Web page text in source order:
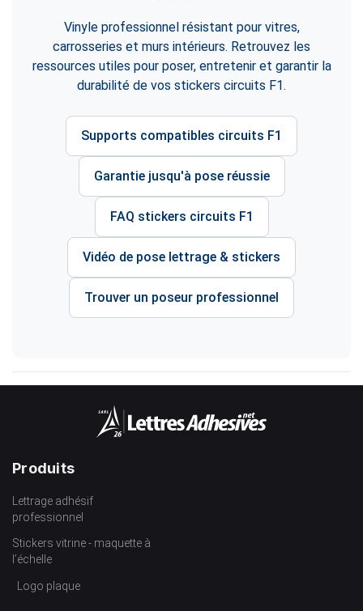
Vinyle professionnel résistant pour vitres,
carrosseries et murs intérieurs. Retrouvez les
ressources utiles pour poser, entretenir et garantir la
durabilité de vos stickers circuits F1.
Supports compatibles circuits F1
Garantie jusqu'à pose réussie
FAQ stickers circuits F1
Vidéo de pose lettrage & stickers
Trouver un poseur professionnel
Produits
Lettrage adhésif
professionnel
Stickers vitrine - maquette à
l’échelle
Logo plaque